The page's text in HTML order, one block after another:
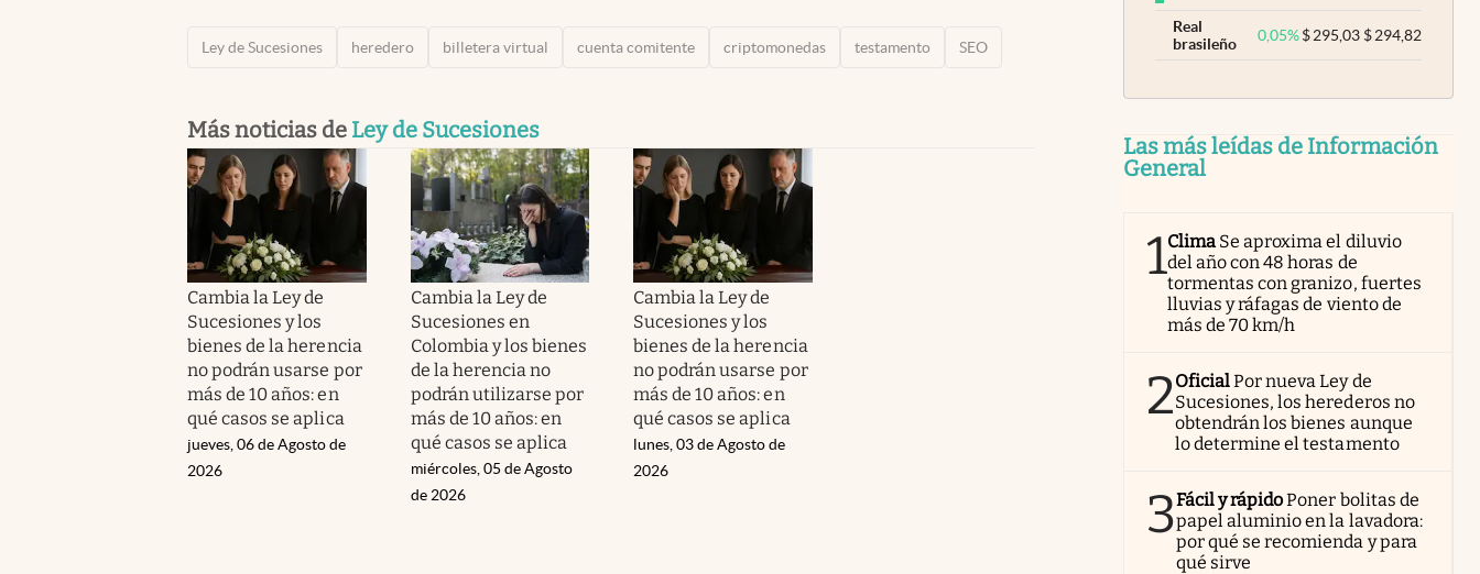
Ley de Sucesiones heredero billetera virtual cuenta comitente criptomonedas testamento SEO
Más noticias de Ley de Sucesiones
Cambia la Ley de
Sucesiones y los
bienes de la herencia
no podrán usarse por
más de 10 años: en
qué casos se aplica
jueves, 06 de Agosto de
2026
Cambia la Ley de
Sucesiones en
Colombia y los bienes
de la herencia no
podrán utilizarse por
más de 10 años: en
qué casos se aplica
miércoles, 05 de Agosto
de 2026
Cambia la Ley de
Sucesiones y los
bienes de la herencia
no podrán usarse por
más de 10 años: en
qué casos se aplica
lunes, 03 de Agosto de
2026
Real
brasileño
0,05% $295,03 $294,82
Las más leídas de Información
General
1Clima Se aproxima el diluvio
del año con 48 horas de
tormentas con granizo, fuertes
lluvias y ráfagas de viento de
más de 70 km/h
2OficialPor nueva Ley de
Sucesiones, los herederos no
obtendrán los bienes aunque
lo determine el testamento
3Fácil y rápidoPoner bolitas de
papel aluminio en la lavadora:
por qué se recomienda y para
qué sirve